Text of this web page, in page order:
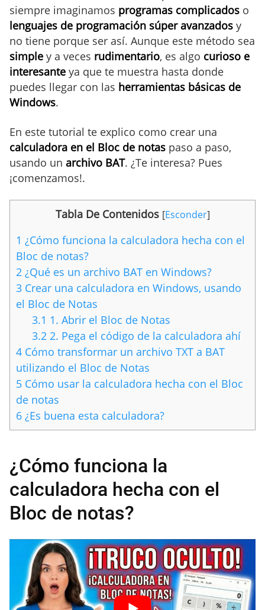
siempre imaginamos programas complicados o
lenguajes de programación súper avanzados y
no tiene porque ser así. Aunque este método sea
simple y a veces rudimentario, es algo curioso e
interesante ya que te muestra hasta donde
puedes llegar con las herramientas básicas de
Windows.
En este tutorial te explico como crear una
calculadora en el Bloc de notas paso a paso,
usando un archivo BAT. ¿Te interesa? Pues
¡comenzamos!.
Tabla De Contenidos [Esconder]
1 ¿Cómo funciona la calculadora hecha con el
Bloc de notas?
2 ¿Qué es un archivo BAT en Windows?
3 Crear una calculadora en Windows, usando
el Bloc de Notas
3.1 1. Abrir el Bloc de Notas
3.2 2. Pega el código de la calculadora ahí
4 Cómo transformar un archivo TXT a BAT
utilizando el Bloc de Notas
5 Cómo usar la calculadora hecha con el Bloc
de notas
6 ¿Es buena esta calculadora?
¿Cómo funciona la
calculadora hecha con el
Bloc de notas?